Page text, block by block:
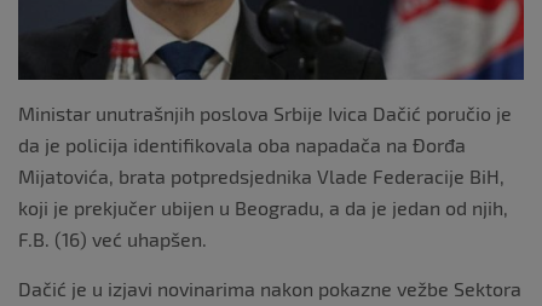
Ministar unutrašnjih poslova Srbije Ivica Dačić poručio je
da je policija identifikovala oba napadača na Đorđa
Mijatovića, brata potpredsjednika Vlade Federacije BiH,
koji je prekjučer ubijen u Beogradu, a da je jedan od njih,
F.B. (16) već uhapšen.
Dačić je u izjavi novinarima nakon pokazne vežbe Sektora